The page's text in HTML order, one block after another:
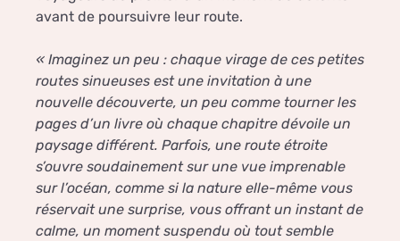
avant de poursuivre leur route.
« Imaginez un peu : chaque virage de ces petites
routes sinueuses est une invitation à une
nouvelle découverte, un peu comme tourner les
pages d’un livre où chaque chapitre dévoile un
paysage différent. Parfois, une route étroite
s’ouvre soudainement sur une vue imprenable
sur l’océan, comme si la nature elle-même vous
réservait une surprise, vous offrant un instant de
calme, un moment suspendu où tout semble